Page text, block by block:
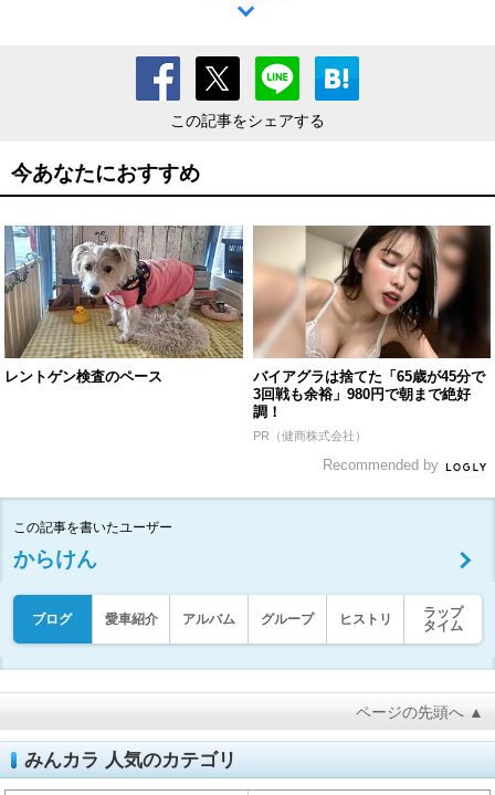
この記事をシェアする
今あなたにおすすめ
レントゲン検査のペース
バイアグラは捨てた「65歳が45分で
3回戦も余裕」980円で朝まで絶好
調！
PR（健商株式会社）
Recommended by
この記事を書いたユーザー
からけん
ブログ 愛車紹介 アルバム グループ ヒストリ
ラップ
タイム
ページの先頭へ ▲
みんカラ 人気のカテゴリ